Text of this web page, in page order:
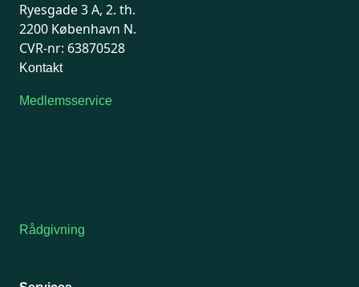
Ryesgade 3 A, 2. th.
2200 København N.
CVR-nr: 63870528
Kontakt
Medlemsservice
Rådgivning